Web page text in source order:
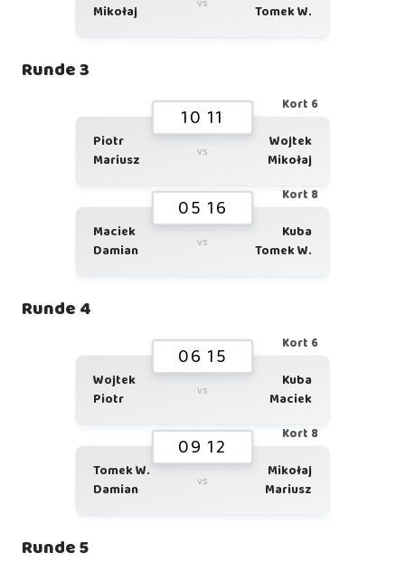
Mikołaj
Tomek W.
Runde 3
Kort 6
10 11
Piotr
Mariusz
vs
Wojtek
Mikołaj
Kort 8
05 16
Maciek
Damian
vs
Kuba
Tomek W.
Runde 4
Kort 6
06 15
Wojtek
Piotr
vs
Kuba
Maciek
Kort 8
09 12
Tomek W.
Damian
vs
Mikołaj
Mariusz
Runde 5